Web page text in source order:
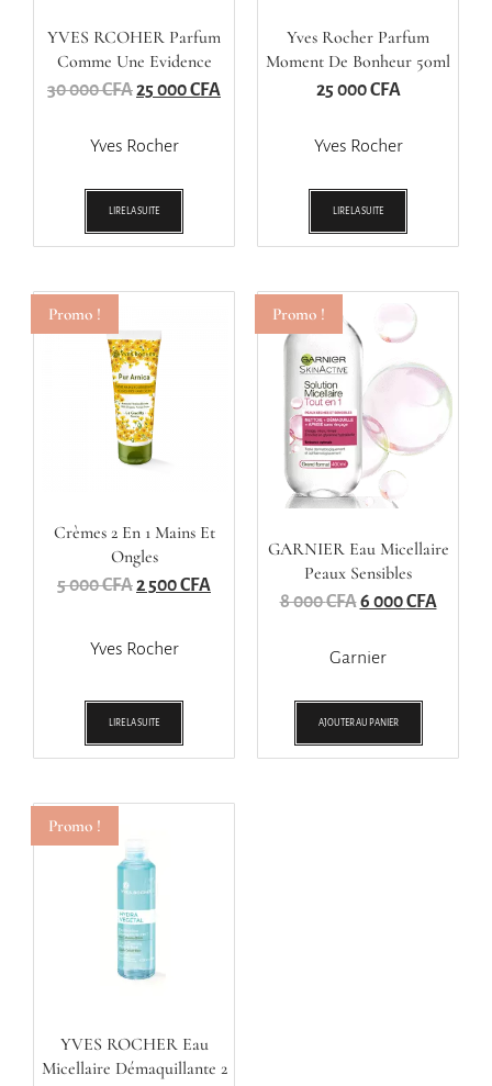
YVES RCOHER Parfum
Comme Une Evidence
100ml
30 000CFA25 000CFA
Yves Rocher
LIRE LA SUITE
Yves Rocher Parfum
Moment De Bonheur 50ml
25 000CFA
Yves Rocher
LIRE LA SUITE
Promo !
Crèmes 2 En 1 Mains Et
Ongles
5 000CFA2 500CFA
Yves Rocher
LIRE LA SUITE
Promo !
GARNIER Eau Micellaire
Peaux Sensibles
8 000CFA6 000CFA
Garnier
AJOUTER AU PANIER
Promo !
YVES ROCHER Eau
Micellaire Démaquillante 2